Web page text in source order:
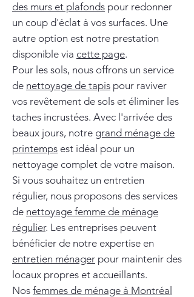
des murs et plafonds pour redonner
un coup d'éclat à vos surfaces. Une
autre option est notre prestation
disponible via cette page.
Pour les sols, nous offrons un service
de nettoyage de tapis pour raviver
vos revêtement de sols et éliminer les
taches incrustées. Avec l'arrivée des
beaux jours, notre grand ménage de
printemps est idéal pour un
nettoyage complet de votre maison.
Si vous souhaitez un entretien
régulier, nous proposons des services
de nettoyage femme de ménage
régulier. Les entreprises peuvent
bénéficier de notre expertise en
entretien ménager pour maintenir des
locaux propres et accueillants.
Nos femmes de ménage à Montréal